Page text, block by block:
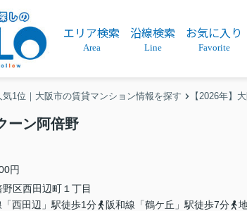
エリア検索
Area
沿線検索
Line
お気に入り
Favorite
気1位｜大阪市の賃貸マンション情報を探す 【2026年】
ーン阿倍野
円
野区西田辺町 １丁目
西田辺」駅徒歩1分
阪和線「鶴ケ丘」駅徒歩7分